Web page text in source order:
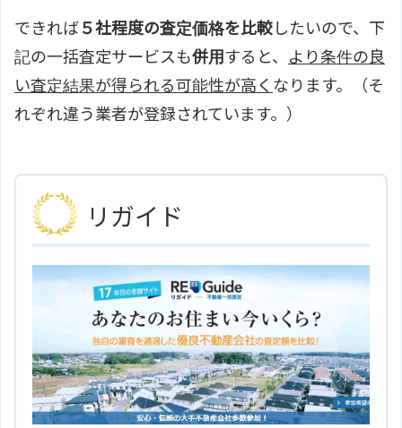
できれば５社程度の査定価格を比較したいので、下
記の一括査定サービスも併用 すると、 より条件の良
い査定結果が得られる可能性が高く なります。（そ
れぞれ違う業者が登録されています。）
リガイド